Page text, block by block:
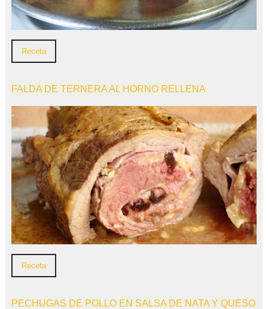
Receta
FALDA DE TERNERA AL HORNO RELLENA
Receta
PECHUGAS DE POLLO EN SALSA DE NATA Y QUESO